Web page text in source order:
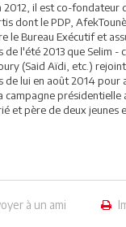
2012, il est co-fondateur
dont le PDP,
le Bureau Exécutif et
l'été 2013 que Selim -
(Said Aïdi, etc.)
de lui en août 2014 pour
campagne présidentielle
et père de deux jeunes
à un ami